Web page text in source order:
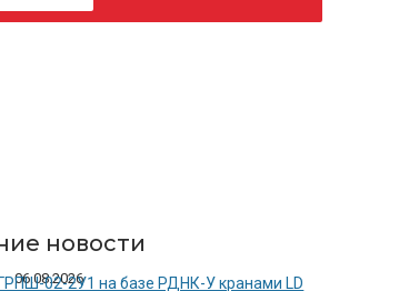
новости
06.08.2026